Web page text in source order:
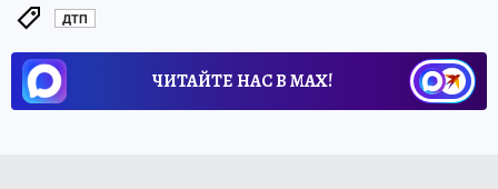
ДТП
ЧИТАЙТЕ НАС В МАХ!